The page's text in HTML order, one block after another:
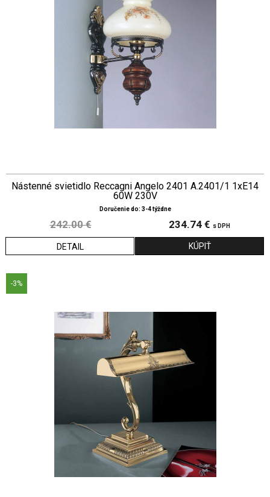
Nástenné svietidlo Reccagni Angelo 2401 A.2401/1 1xE14
60W 230V
Doručenie do: 3-4 týždne
242.00 € 234.74 € s DPH
DETAIL
-3%